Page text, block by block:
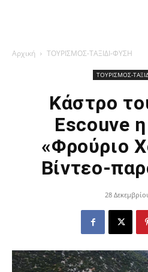
Αρχική ΤΟΥΡΙΣΜΟΣ-ΤΑΞΙΔΙ-ΦΥΣΗ
ΤΟΥΡΙΣΜΟΣ-
Κάστρο
Escouve
«Φρούριο
Βίντεο-
28